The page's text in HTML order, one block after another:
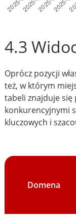
4.3
Oprócz pozycji
też, w którym
tabeli znajduje
konkurencyjnymi
kluczowych i
Domena